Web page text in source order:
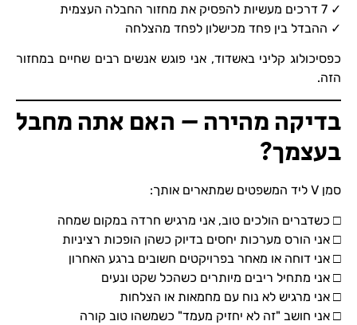
✓ 7 דרכים מעשיות להפסיק את מחזור החבלה העצמית
✓ ההבדל בין פחד מכישלון לפחד מהצלחה
כפסיכולוג קליני באשדוד, אני פוגש אנשים רבים שחיים במחזור
הזה.
בדיקה מהירה – האם אתה מחבל
בעצמך?
סמן V ליד המשפטים שמתארים אותך:
□ כשדברים הולכים טוב, אני מרגיש חרדה במקום שמחה
□ אני הורס מערכות יחסים בדיוק כשהן הופכות רציניות
□ אני דוחה או מאחר בפרויקטים חשובים ברגע האחרון
□ אני מתחיל ריבים מיותרים כשהכל שקט ונעים
□ אני מרגיש לא נוח עם מחמאות או הצלחות
□ אני חושב "זה לא יחזיק מעמד" כשמשהו טוב קורה